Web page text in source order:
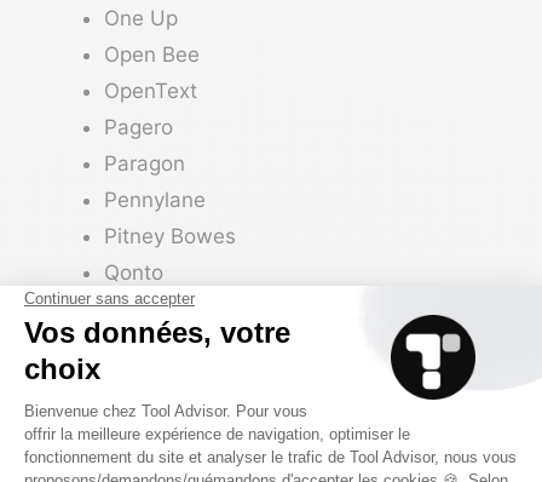
One Up
Open Bee
OpenText
Pagero
Paragon
Pennylane
Pitney Bowes
Qonto
Quadient France
Quadient – NCS
Sage
SAP